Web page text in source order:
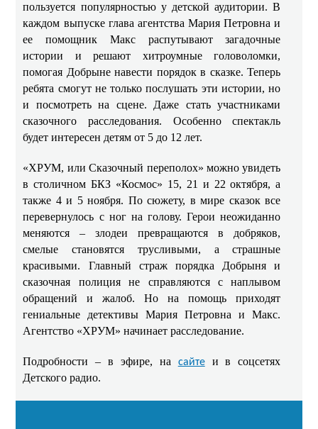
пользуется популярностью у детской аудитории. В
каждом выпуске глава агентства Мария Петровна и
ее помощник Макс распутывают загадочные
истории и решают хитроумные головоломки,
помогая Добрыне навести порядок в сказке. Теперь
ребята смогут не только послушать эти истории, но
и посмотреть на сцене. Даже стать участниками
сказочного расследования. Особенно спектакль
будет интересен детям от 5 до 12 лет.
«ХРУМ, или Сказочный переполох» можно увидеть
в столичном БКЗ «Космос» 15, 21 и 22 октября, а
также 4 и 5 ноября. По сюжету, в мире сказок все
перевернулось с ног на голову. Герои неожиданно
меняются – злодеи превращаются в добряков,
смелые становятся трусливыми, а страшные
красивыми. Главный страж порядка Добрыня и
сказочная полиция не справляются с наплывом
обращений и жалоб. Но на помощь приходят
гениальные детективы Мария Петровна и Макс.
Агентство «ХРУМ» начинает расследование.
Подробности – в эфире, на сайтеи в соцсетях
Детского радио.